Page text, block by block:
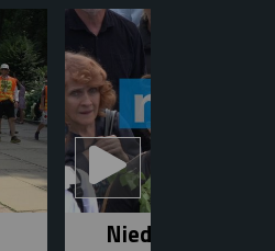
Niedziela w